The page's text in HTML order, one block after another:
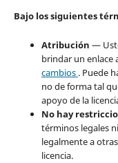
Bajo los siguientes
Atribución —
brindar un enlace
cambios . Puede
no de forma tal
apoyo de la
No hay
términos legales ni
legalmente a
licencia.